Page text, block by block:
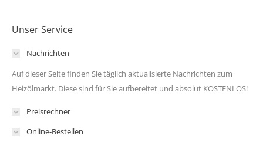
Unser Service
Nachrichten
Auf dieser Seite finden Sie täglich aktualisierte Nachrichten zum
Heizölmarkt. Diese sind für Sie aufbereitet und absolut KOSTENLOS!
Preisrechner
Online-Bestellen